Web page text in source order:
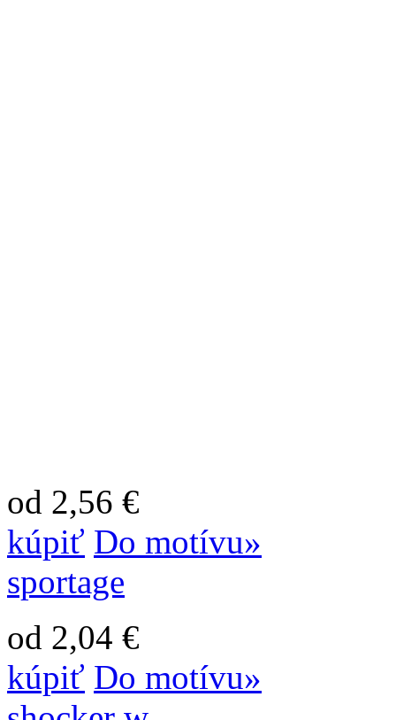
od 2,56 €
kúpiť Do motívu»
sportage
od 2,04 €
kúpiť Do motívu»